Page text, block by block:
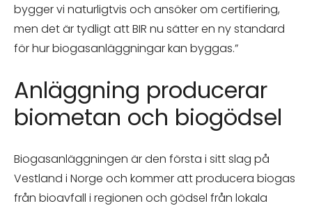
bygger vi naturligtvis och ansöker om certifiering,
men det är tydligt att BIR nu sätter en ny standard
för hur biogasanläggningar kan byggas.”
Anläggning producerar
biometan och biogödsel
Biogasanläggningen är den första i sitt slag på
Vestland i Norge och kommer att producera biogas
från bioavfall i regionen och gödsel från lokala